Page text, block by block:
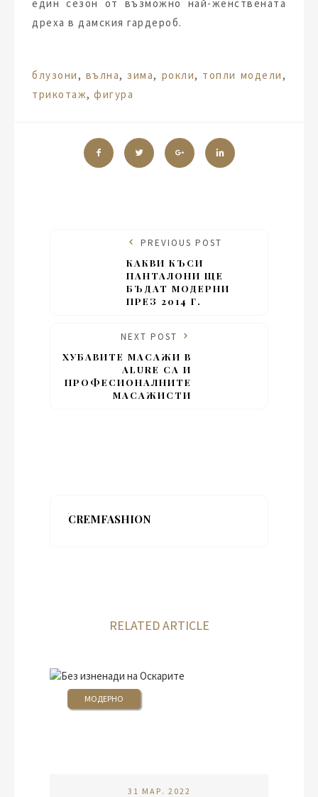
един сезон от възможно най-женствената
дреха в дамския гардероб.
Tags:
блузони, вълна,зима, рокли, топли модели,
трикотаж, фигура
PREVIOUS POST
КАКВИ КЪСИ
ПАНТАЛОНИ ЩЕ
БЪДАТ МОДЕРНИ
ПРЕЗ 2014 Г.
NEXT POST
ХУБАВИТЕ МАСАЖИ В
ALURE СА И
ПРОФЕСИОНАЛНИТЕ
МАСАЖИСТИ
CREMFASHION
RELATED ARTICLE
МОДЕРНО
31 МАР. 2022